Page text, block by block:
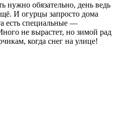
нужно обязательно, день ведь
И огурцы запросто дома
есть специальные —
не вырастет, но зимой рад
когда снег на улице!